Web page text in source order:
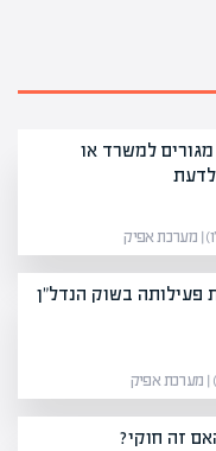
למשרד או
פעילותה בשוק הנדל"ן
זה חוקי?